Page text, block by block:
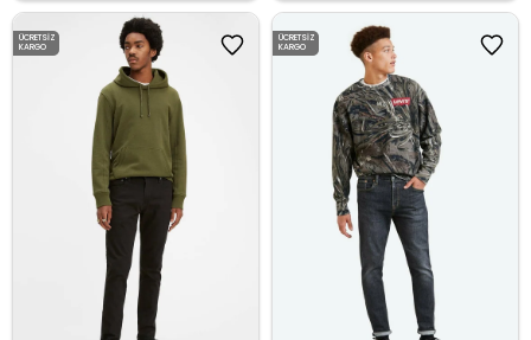
ÜCRETSIZ
KARGO
ÜCRETSIZ
KARGO